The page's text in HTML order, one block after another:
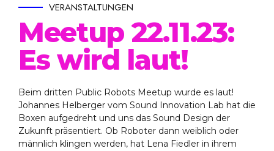
VERANSTALTUNGEN
Meetup 22.11.23:
Es wird laut!
Beim dritten Public Robots Meetup wurde es laut!
Johannes Helberger vom Sound Innovation Lab hat die
Boxen aufgedreht und uns das Sound Design der
Zukunft präsentiert. Ob Roboter dann weiblich oder
männlich klingen werden, hat Lena Fiedler in ihrem